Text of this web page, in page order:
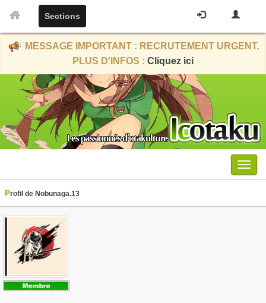
Sections
MESSAGE IMPORTANT : RECRUTEMENT URGENT.
PLUS D'INFOS : Cliquez ici
Menu
Profil de Nobunaga.13